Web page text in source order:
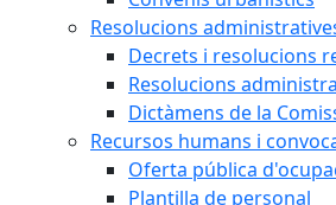
Resolucions
Decrets i resolucions
Resolucions
Dictàmens de la
Recursos humans i
Oferta pública
Plantilla de personal